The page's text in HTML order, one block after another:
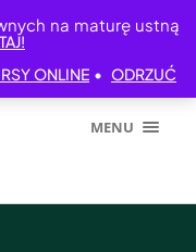
na maturę ustną
ONLINE • ODRZUĆ
MENU